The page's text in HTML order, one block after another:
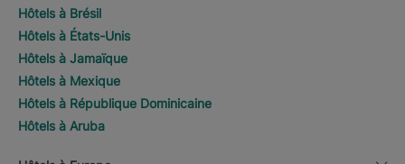
Hôtels à Brésil
Hôtels à États-Unis
Hôtels à Jamaïque
Hôtels à Mexique
Hôtels à République Dominicaine
Hôtels à Aruba